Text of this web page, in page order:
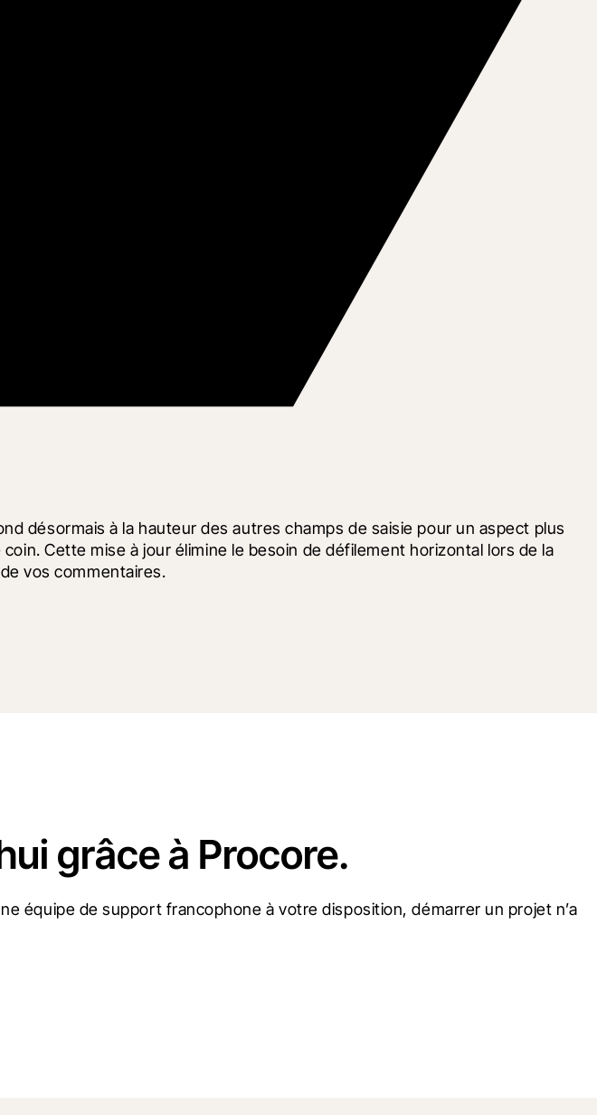
désormais à la hauteur des autres champs de saisie pour un aspect plus
Cette mise à jour élimine le besoin de défilement horizontal lors de la
vos commentaires.
grâce à Procore.
équipe de support francophone à votre disposition, démarrer un projet n’a